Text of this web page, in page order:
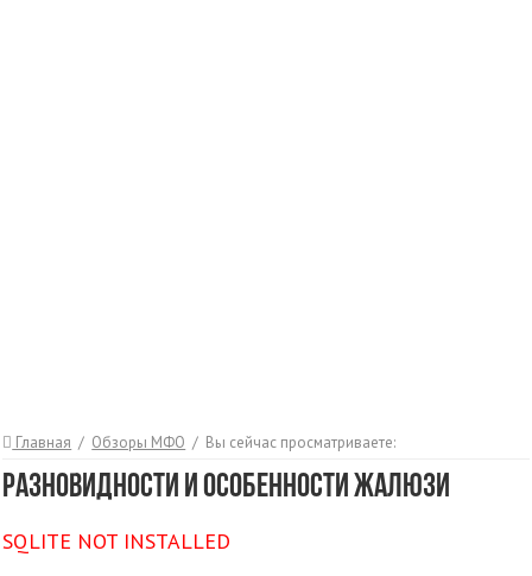
Главная / Обзоры МФО / Вы сейчас просматриваете:
Разновидности и особенности жалюзи
SQLITE NOT INSTALLED